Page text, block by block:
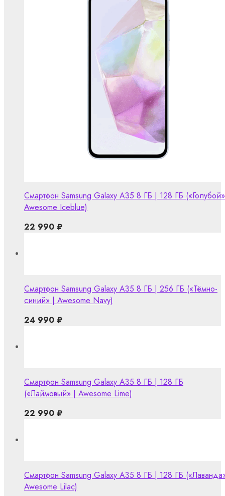
Смартфон Samsung Galaxy A35 8 ГБ | 128 ГБ
Awesome Iceblue)
22 990 ₽
Смартфон Samsung Galaxy A35 8 ГБ | 256 ГБ («Тёмно-
синий» | Awesome Navy)
24 990 ₽
Смартфон Samsung Galaxy A35 8 ГБ | 128 ГБ
(«Лаймовый» | Awesome Lime)
22 990 ₽
Смартфон Samsung Galaxy A35 8 ГБ | 128 ГБ
Awesome Lilac)